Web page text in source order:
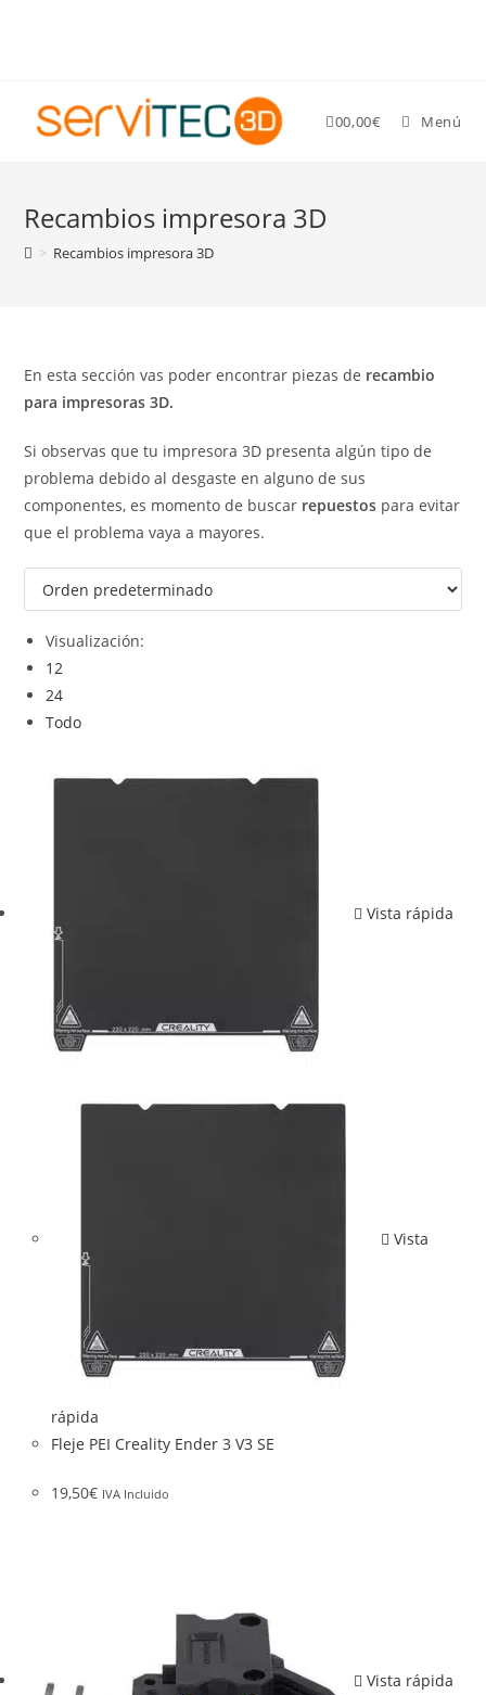
00,00€ Menú
Recambios impresora 3D
> Recambios impresora 3D
En esta sección vas poder encontrar piezas de recambio
para impresoras 3D.
Si observas que tu impresora 3D presenta algún tipo de
problema debido al desgaste en alguno de sus
componentes, es momento de buscar repuestos para evitar
que el problema vaya a mayores.
Visualización:
12
24
Todo
Vista rápida
Vista
rápida
Fleje PEI Creality Ender 3 V3 SE
19,50€ IVA Incluido
Vista rápida